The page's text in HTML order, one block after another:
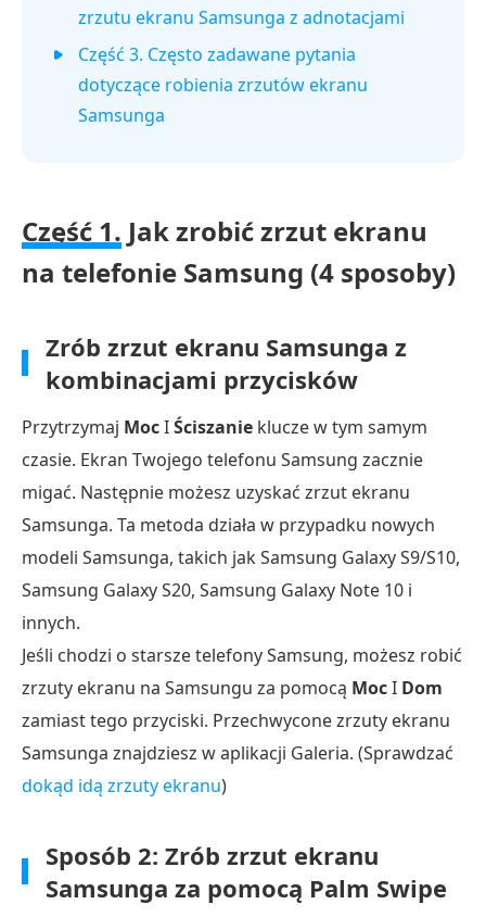
zrzutu ekranu Samsunga z adnotacjami
Część 3. Często zadawane pytania
dotyczące robienia zrzutów ekranu
Samsunga
Część 1. Jak zrobić zrzut ekranu
na telefonie Samsung (4 sposoby)
Zrób zrzut ekranu Samsunga z
kombinacjami przycisków
Przytrzymaj MocIŚciszanie klucze w tym samym
czasie. Ekran Twojego telefonu Samsung zacznie
migać. Następnie możesz uzyskać zrzut ekranu
Samsunga. Ta metoda działa w przypadku nowych
modeli Samsunga, takich jak Samsung Galaxy S9/S10,
Samsung Galaxy S20, Samsung Galaxy Note 10 i
innych.
Jeśli chodzi o starsze telefony Samsung, możesz robić
zrzuty ekranu na Samsungu za pomocą MocI Dom
zamiast tego przyciski. Przechwycone zrzuty ekranu
Samsunga znajdziesz w aplikacji Galeria. (Sprawdzać
dokąd idą zrzuty ekranu)
Sposób 2: Zrób zrzut ekranu
Samsunga za pomocą Palm Swipe